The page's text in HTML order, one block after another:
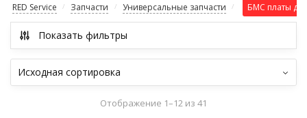
RED Service / Запчасти / Универсальные запчасти / БМС платы
Показать фильтры
Отображение 1–12 из 41